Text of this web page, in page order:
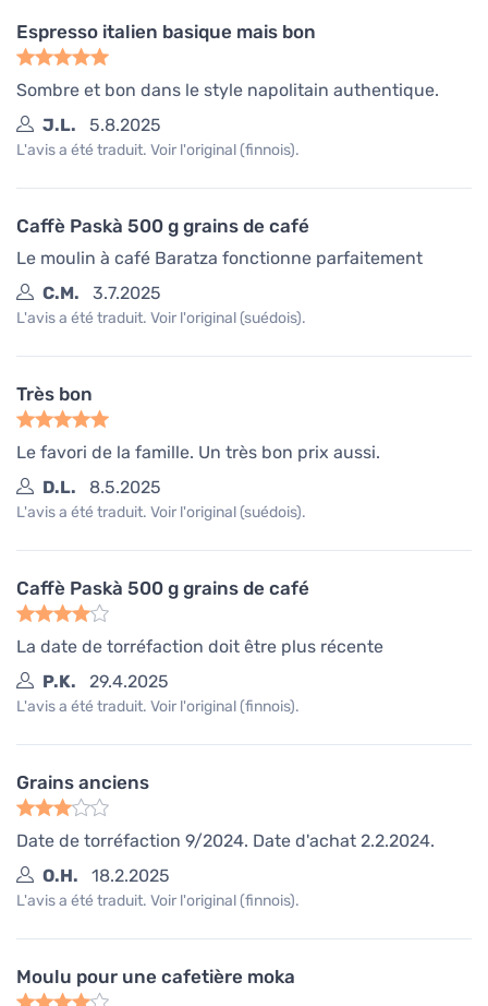
Espresso italien basique mais bon
Sombre et bon dans le style napolitain authentique.
J.L.
5.8.2025
L'avis a été traduit. Voir l'original (finnois).
Caffè Paskà 500 g grains de café
Le moulin à café Baratza fonctionne parfaitement
C.M.
3.7.2025
L'avis a été traduit. Voir l'original (suédois).
Très bon
Le favori de la famille. Un très bon prix aussi.
D.L.
8.5.2025
L'avis a été traduit. Voir l'original (suédois).
Caffè Paskà 500 g grains de café
La date de torréfaction doit être plus récente
P.K.
29.4.2025
L'avis a été traduit. Voir l'original (finnois).
Grains anciens
Date de torréfaction 9/2024. Date d'achat 2.2.2024.
O.H.
18.2.2025
L'avis a été traduit. Voir l'original (finnois).
Moulu pour une cafetière moka